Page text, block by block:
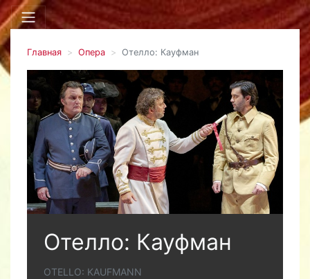
Главная Опера Отелло: Кауфман
Отелло: Кауфман
OTELLO: KAUFMANN